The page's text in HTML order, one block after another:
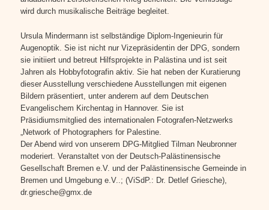
wird durch musikalische Beiträge begleitet.
Ursula Mindermann ist selbständige Diplom-Ingenieurin für
Augenoptik. Sie ist nicht nur Vizepräsidentin der DPG, sondern
sie initiiert und betreut Hilfsprojekte in Palästina und ist seit
Jahren als Hobbyfotografin aktiv. Sie hat neben der Kuratierung
dieser Ausstellung verschiedene Ausstellungen mit eigenen
Bildern präsentiert, unter anderem auf dem Deutschen
Evangelischem Kirchentag in Hannover. Sie ist
Präsidiumsmitglied des internationalen Fotografen-Netzwerks
„Network of Photographers for Palestine.
Der Abend wird von unserem DPG-Mitglied Tilman Neubronner
moderiert. Veranstaltet von der Deutsch-Palästinensische
Gesellschaft Bremen e.V. und der Palästinensische Gemeinde in
Bremen und Umgebung e.V..; (ViSdP.: Dr. Detlef Griesche),
dr.griesche@gmx.de